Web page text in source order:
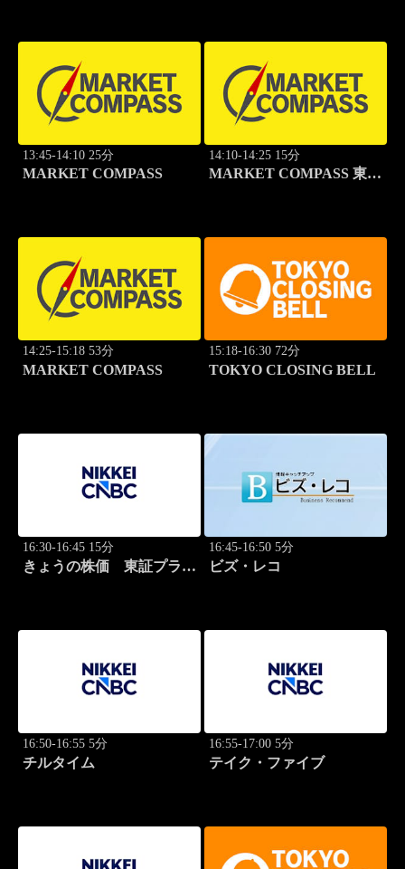
13:45-14:10 25分
MARKET COMPASS
14:10-14:25 15分
MARKET COMPASS 東証
14:25-15:18 53分
MARKET COMPASS
15:18-16:30 72分
TOKYO CLOSING BELL
16:30-16:45 15分
きょうの株価 東証プライ
16:45-16:50 5分
ビズ・レコ
16:50-16:55 5分
チルタイム
16:55-17:00 5分
テイク・ファイブ